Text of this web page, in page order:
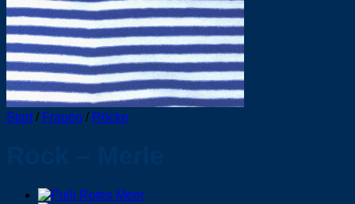
Start / Frauen / Röcke